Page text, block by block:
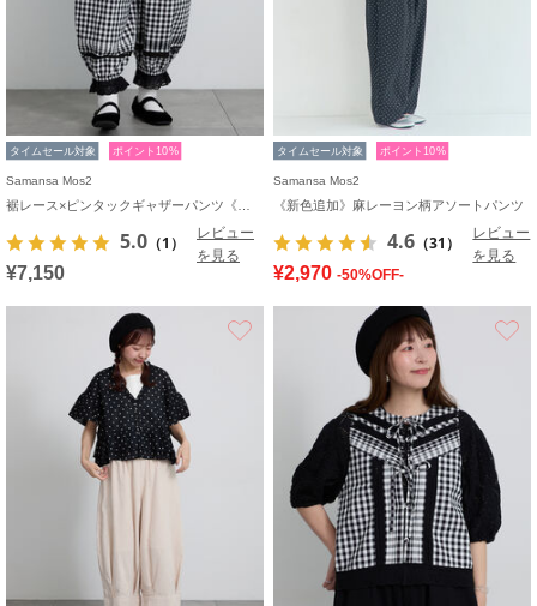
タイムセール対象 ポイント10%
Samansa Mos2
5.0 （1）
レビュー
を見る
¥7,150
タイムセール対象 ポイント10%
Samansa Mos2
《新色追加》麻レーヨン柄アソートパンツ
4.6 （31）
レビュー
を見る
¥2,970 -50%OFF-